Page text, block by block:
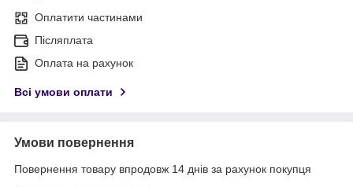
Оплатити частинами
Післяплата
Оплата на рахунок
Всі умови оплати
Умови повернення
Повернення товару впродовж 14 днів за рахунок покупця